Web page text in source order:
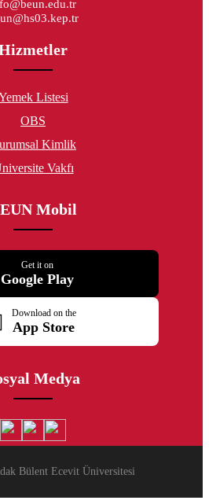
Listesi
OBS
Kimlik
Vakfı
Mobil
Get it on
Google Play
Download on the
App Store
Medya
Bülent Ecevit Üniversitesi